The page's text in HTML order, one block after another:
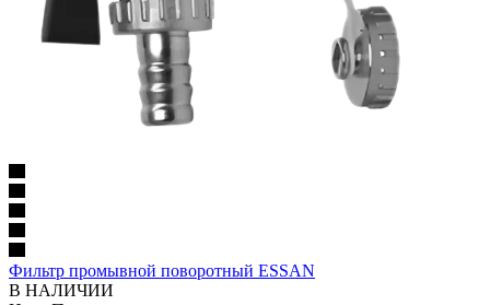
Фильтр промывной поворотный ESSAN
В НАЛИЧИИ